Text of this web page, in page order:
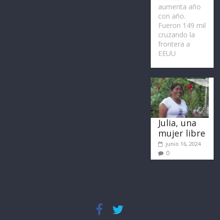
aumenta año
con año.
Fueron 149 mil
cruzando la
frontera a
EEUU
Julia, una
mujer libre
junio 16, 2024
0